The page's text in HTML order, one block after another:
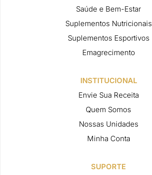
Saúde e Bem-Estar
Suplementos Nutricionais
Suplementos Esportivos
Emagrecimento
INSTITUCIONAL
Envie Sua Receita
Quem Somos
Nossas Unidades
Minha Conta
SUPORTE